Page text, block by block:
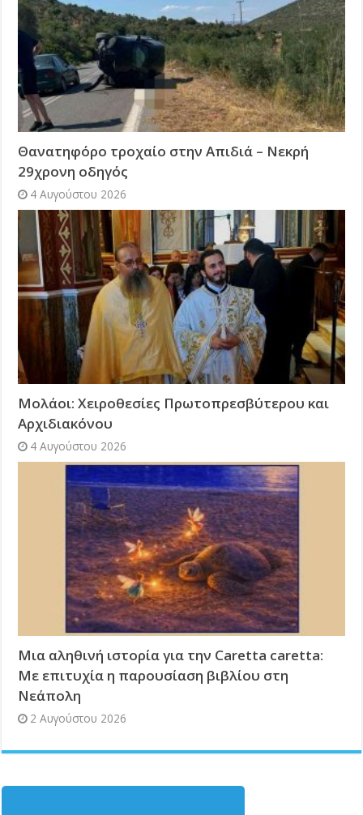
Θανατηφόρο τροχαίο στην Απιδιά – Νεκρή
29χρονη οδηγός
4 Αυγούστου 2026
Μολάοι: Χειροθεσίες Πρωτοπρεσβύτερου και
Αρχιδιακόνου
4 Αυγούστου 2026
Μια αληθινή ιστορία για την Caretta caretta:
Με επιτυχία η παρουσίαση βιβλίου στη
Νεάπολη
2 Αυγούστου 2026